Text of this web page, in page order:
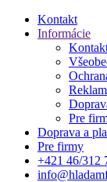
Kontakt
Informácie
Pre
Doprava a
Pre firmy
+421 46/312